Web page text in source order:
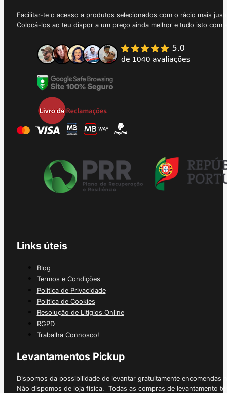
Facilitar-te o acesso a produtos selecionados com o rácio mais
Colocá-los ao teu dispor a um preço ainda melhor e tudo isto
Links úteis
Blog
Termos e Condições
Política de Privacidade
Política de Cookies
Resolução de Litígios Online
RGPD
Trabalha Connosco!
Levantamentos Pickup
Dispomos da possibilidade de levantar gratuitamente
Não dispomos de loja física. Todas as compras de levantamento